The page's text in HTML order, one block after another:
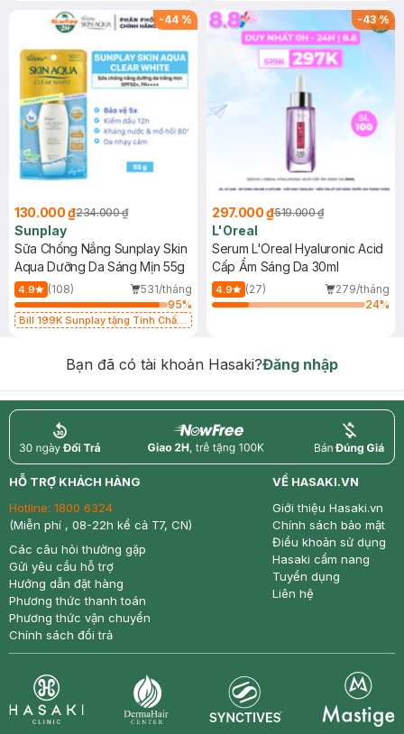
-44 %
130.000 ₫234.000 ₫
Sunplay
Sữa Chống Nắng Sunplay Skin
Aqua Dưỡng Da Sáng Mịn 55g
4.9 (108)
531/tháng
95%
Bill 199K Sunplay tặng Tinh Chất
-43%
297.000 ₫519.000 ₫
L'Oreal
Serum L'Oreal Hyaluronic Acid
Cấp Ẩm Sáng Da 30ml
4.9 (27)
279/tháng
24%
Bạn đã có tài khoản Hasaki?Đăng nhập
return nowfree price
HỖ TRỢ KHÁCH HÀNG
Hotline: 1800 6324
(Miễn phí , 08-22h kể cả T7, CN)
Các câu hỏi thường gặp
Gửi yêu cầu hỗ trợ
Hướng dẫn đặt hàng
Phương thức thanh toán
Phương thức vận chuyển
Chính sách đổi trả
VỀ HASAKI.VN
Giới thiệu Hasaki.vn
Chính sách bảo mật
Điều khoản sử dụng
Hasaki cẩm nang
Tuyển dụng
Liên hệ